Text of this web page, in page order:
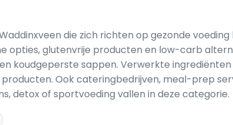
die zich richten op gezonde
opties, glutenvrije producten en low-carb
koudgeperste sappen. Verwerkte
Ook cateringbedrijven, meal-prep
detox of sportvoeding vallen in deze categorie.